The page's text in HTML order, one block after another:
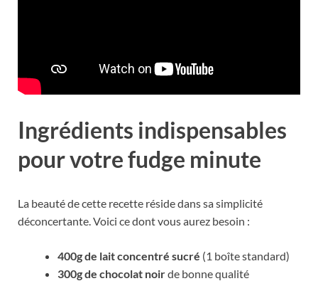
Ingrédients indispensables
pour votre fudge minute
La beauté de cette recette réside dans sa simplicité
déconcertante. Voici ce dont vous aurez besoin :
400g de lait concentré sucré (1 boîte standard)
300g de chocolat noirde bonne qualité